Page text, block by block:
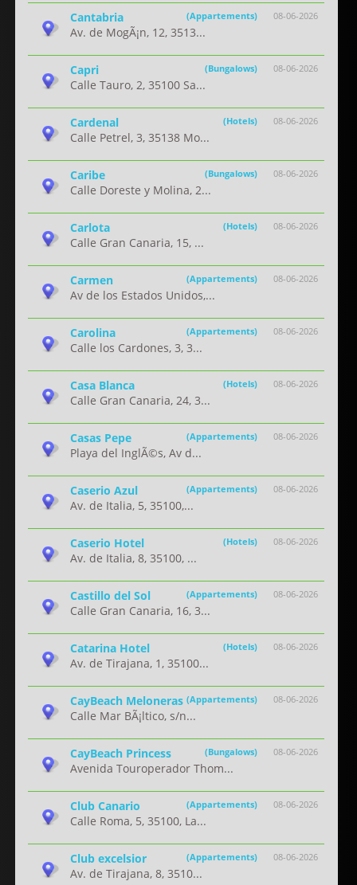
08-06-2026
Cantabria (Appartements)
Av. de MogÃ¡n, 12, 3513...
08-06-2026
Capri (Bungalows)
Calle Tauro, 2, 35100 Sa...
08-06-2026
Cardenal (Hotels)
Calle Petrel, 3, 35138 Mo...
08-06-2026
Caribe (Bungalows)
Calle Doreste y Molina, 2...
08-06-2026
Carlota (Hotels)
Calle Gran Canaria, 15, ...
08-06-2026
Carmen (Appartements)
Av de los Estados Unidos,...
08-06-2026
Carolina (Appartements)
Calle los Cardones, 3, 3...
08-06-2026
Casa Blanca (Hotels)
Calle Gran Canaria, 24, 3...
08-06-2026
Casas Pepe (Appartements)
Playa del InglÃ©s, Av d...
08-06-2026
Caserio Azul (Appartements)
Av. de Italia, 5, 35100,...
08-06-2026
Caserio Hotel (Hotels)
Av. de Italia, 8, 35100, ...
08-06-2026
Castillo del Sol (Appartements)
Calle Gran Canaria, 16, 3...
08-06-2026
Catarina Hotel (Hotels)
Av. de Tirajana, 1, 35100...
08-06-2026
CayBeach Meloneras (Appartements)
Calle Mar BÃ¡ltico, s/n...
08-06-2026
CayBeach Princess (Bungalows)
Avenida Touroperador Thom...
08-06-2026
Club Canario (Appartements)
Calle Roma, 5, 35100, La...
08-06-2026
Club excelsior (Appartements)
Av. de Tirajana, 8, 3510...